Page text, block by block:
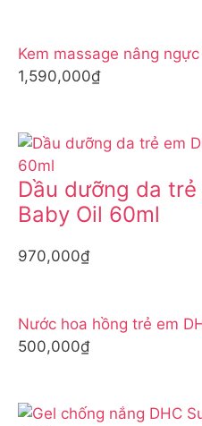
Kem massage nâng
1,590,000₫
Dầu dưỡng da
Baby Oil 60ml
970,000₫
Nước hoa hồng trẻ em
500,000₫